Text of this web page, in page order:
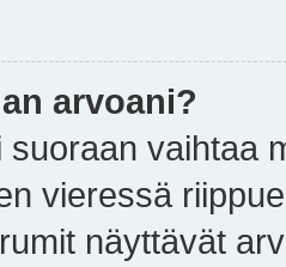
arvoani?
suoraan vaihtaa
vieressä
näyttävät